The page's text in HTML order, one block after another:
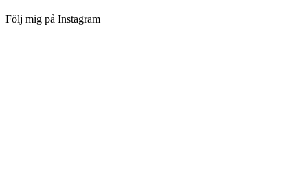
Följ mig på Instagram